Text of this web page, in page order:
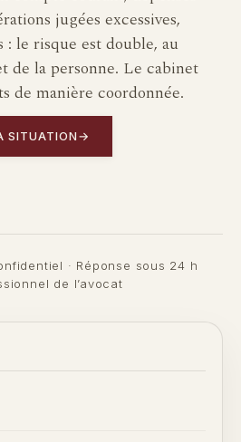
jugées excessives,
le risque est double, au
de la personne. Le cabinet
de manière coordonnée.
SITUATION→
· Réponse sous 24 h
de l’avocat